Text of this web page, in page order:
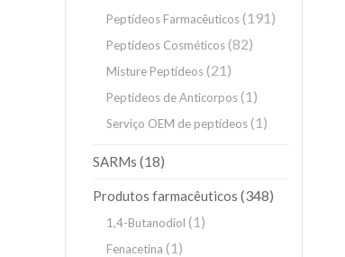
Peptídeos Farmacêuticos(191)
Peptídeos Cosméticos(82)
Misture Peptídeos(21)
Peptídeos de Anticorpos(1)
Serviço OEM de peptídeos(1)
SARMs (18)
Produtos farmacêuticos (348)
1,4-Butanodiol (1)
Fenacetina (1)